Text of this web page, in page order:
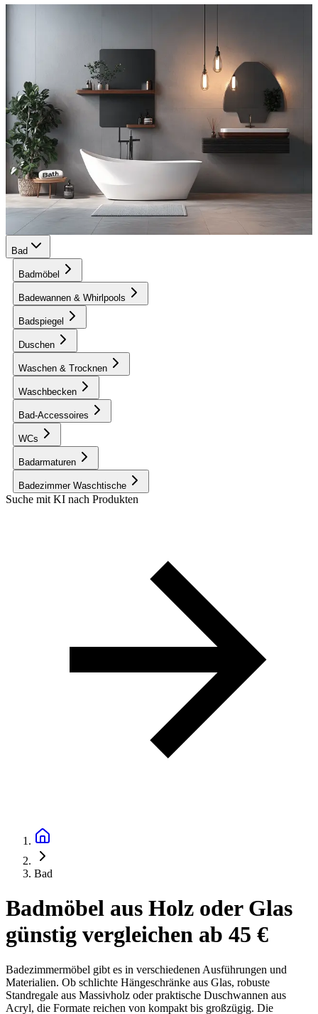
Bad
Badmöbel
Badewannen & Whirlpools
Badspiegel
Duschen
Waschen & Trocknen
Waschbecken
Bad-Accessoires
WCs
Badarmaturen
Badezimmer Waschtische
Suche mit KI nach Produkten
Bad
Badmöbel aus Holz oder Glas
günstig vergleichen ab 45 €
Badezimmermöbel gibt es in verschiedenen Ausführungen und
Materialien. Ob schlichte Hängeschränke aus Glas, robuste
Standregale aus Massivholz oder praktische Duschwannen aus
Acryl, die Formate reichen von kompakt bis großzügig. Die